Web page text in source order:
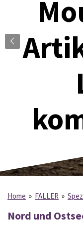
Home » FALLER »
Nord und